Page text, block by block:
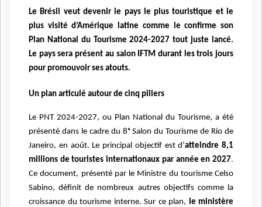
Le Brésil veut devenir le pays le plus touristique et le
plus visité d’Amérique latine comme le confirme son
Plan National du Tourisme 2024-2027 tout juste lancé.
Le pays sera présent au salon IFTM durant les trois jours
pour promouvoir ses atouts.
Un plan articulé autour de cinq piliers
Le PNT 2024-2027, ou Plan National du Tourisme, a été
présenté dans le cadre du 8ᵉ Salon du Tourisme de Rio de
Janeiro, en août. Le principal objectif est d’atteindre 8,1
millions de touristes internationaux par année en 2027.
Ce document, présenté par le Ministre du tourisme Celso
Sabino, définit de nombreux autres objectifs comme la
croissance du tourisme interne. Sur ce plan,
le ministère